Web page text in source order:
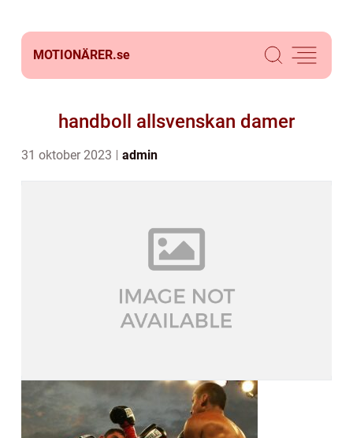
MOTIONÄRER.se
handboll allsvenskan damer
31 oktober 2023 admin